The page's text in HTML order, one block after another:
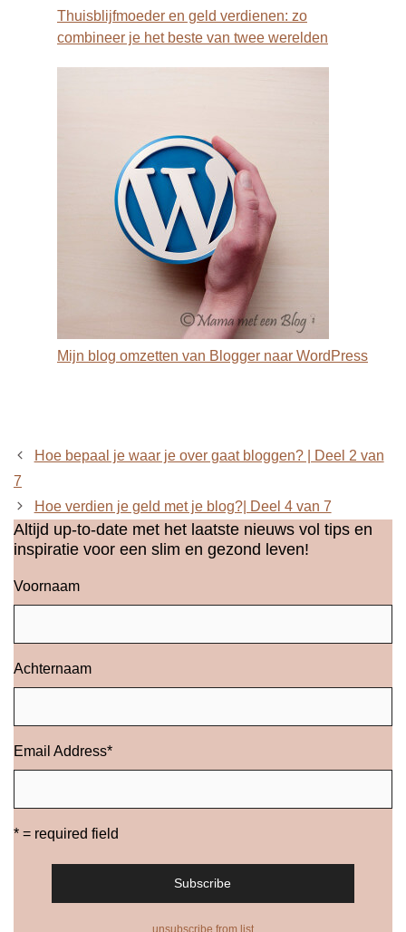
Thuisblijfmoeder en geld verdienen: zo
combineer je het beste van twee werelden
Mijn blog omzetten van Blogger naar WordPress
Hoe bepaal je waar je over gaat bloggen? | Deel 2 van
7
Hoe verdien je geld met je blog?| Deel 4 van 7
Altijd up-to-date met het laatste nieuws vol tips en
inspiratie voor een slim en gezond leven!
Voornaam
Achternaam
Email Address*
* = required field
unsubscribe from list